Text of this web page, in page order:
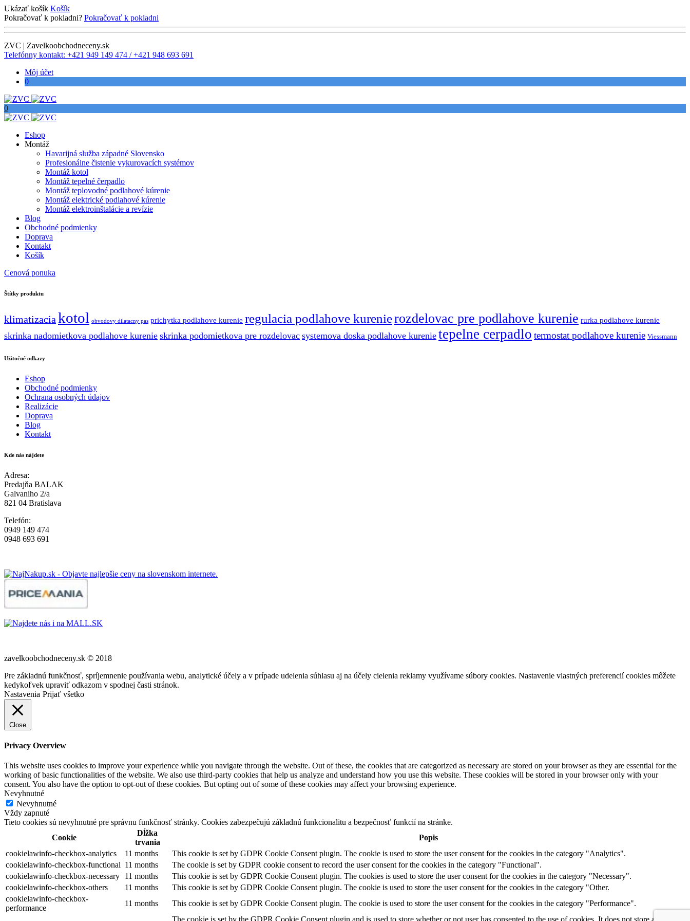
Ukázať košík Košík
Pokračovať k pokladni? Pokračovať k pokladni
ZVC | Zavelkoobchodneceny.sk
Telefónny kontakt: +421 949 149 474 / +421 948 693 691
Môj účet
0
0
Eshop
Montáž
Havarijná služba západné Slovensko
Profesionálne čistenie vykurovacích systémov
Montáž kotol
Montáž tepelné čerpadlo
Montáž teplovodné podlahové kúrenie
Montáž elektrické podlahové kúrenie
Montáž elektroinštalácie a revízie
Blog
Obchodné podmienky
Doprava
Kontakt
Košík
Cenová ponuka
Štítky produktu
klimatizacia kotol obvodovy dilatacny pas prichytka podlahove kurenie regulacia podlahove kurenierozdelovac pre podlahove kurenie rurka podlahove kurenie
skrinka nadomietkova podlahove kurenie skrinka podomietkova pre rozdelovac systemova doska podlahove kurenie tepelne cerpadlo termostat podlahove kurenie Viessmann
Užitočné odkazy
Eshop
Obchodné podmienky
Ochrana osobných údajov
Realizácie
Doprava
Blog
Kontakt
Kde nás nájdete
Adresa:
Predajňa BALAK
Galvaniho 2/a
821 04 Bratislava
Telefón:
0949 149 474
0948 693 691
zavelkoobchodneceny.sk © 2018
Pre základnú funkčnosť, spríjemnenie používania webu, analytické účely a v prípade udelenia súhlasu aj na účely cielenia reklamy využívame súbory cookies. Nastavenie vlastných preferencií cookies môžete
kedykoľvek upraviť odkazom v spodnej časti stránok.
Nastavenia Prijať všetko
Close
Privacy Overview
This website uses cookies to improve your experience while you navigate through the website. Out of these, the cookies that are categorized as necessary are stored on your browser as they are essential for the
working of basic functionalities of the website. We also use third-party cookies that help us analyze and understand how you use this website. These cookies will be stored in your browser only with your
consent. You also have the option to opt-out of these cookies. But opting out of some of these cookies may affect your browsing experience.
Nevyhnutné
Nevyhnutné
Vždy zapnuté
Tieto cookies sú nevyhnutné pre správnu funkčnosť stránky. Cookies zabezpečujú základnú funkcionalitu a bezpečnosť funkcií na stránke.
Cookie
Dĺžka
trvania
Popis
cookielawinfo-checkbox-analytics
11 months
This cookie is set by GDPR Cookie Consent plugin. The cookie is used to store the user consent for the cookies in the category "Analytics".
cookielawinfo-checkbox-functional 11 months
The cookie is set by GDPR cookie consent to record the user consent for the cookies in the category "Functional".
cookielawinfo-checkbox-necessary
11 months
This cookie is set by GDPR Cookie Consent plugin. The cookies is used to store the user consent for the cookies in the category "Necessary".
cookielawinfo-checkbox-others
11 months
This cookie is set by GDPR Cookie Consent plugin. The cookie is used to store the user consent for the cookies in the category "Other.
cookielawinfo-checkbox-
performance
11 months This cookie is set by GDPR Cookie Consent plugin. The cookie is used to store the user consent for the cookies in the category "Performance".